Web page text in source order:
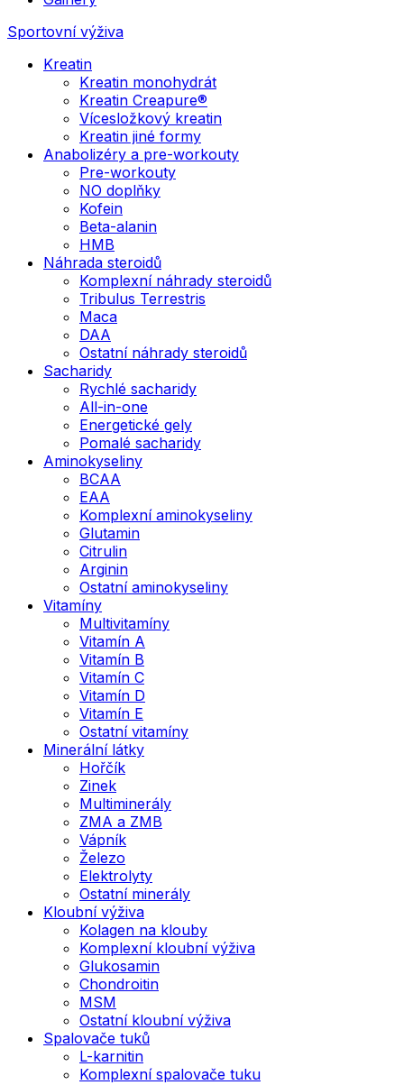
Sportovní výživa
Kreatin
Kreatin monohydrát
Kreatin Creapure®
Vícesložkový kreatin
Kreatin jiné formy
Anabolizéry a pre-workouty
Pre-workouty
NO doplňky
Kofein
Beta-alanin
HMB
Náhrada steroidů
Komplexní náhrady steroidů
Tribulus Terrestris
Maca
DAA
Ostatní náhrady steroidů
Sacharidy
Rychlé sacharidy
All-in-one
Energetické gely
Pomalé sacharidy
Aminokyseliny
BCAA
EAA
Komplexní aminokyseliny
Glutamin
Citrulin
Arginin
Ostatní aminokyseliny
Vitamíny
Multivitamíny
Vitamín A
Vitamín B
Vitamín C
Vitamín D
Vitamín E
Ostatní vitamíny
Minerální látky
Hořčík
Zinek
Multiminerály
ZMA a ZMB
Vápník
Železo
Elektrolyty
Ostatní minerály
Kloubní výživa
Kolagen na klouby
Komplexní kloubní výživa
Glukosamin
Chondroitin
MSM
Ostatní kloubní výživa
Spalovače tuků
L-karnitin
Komplexní spalovače tuku